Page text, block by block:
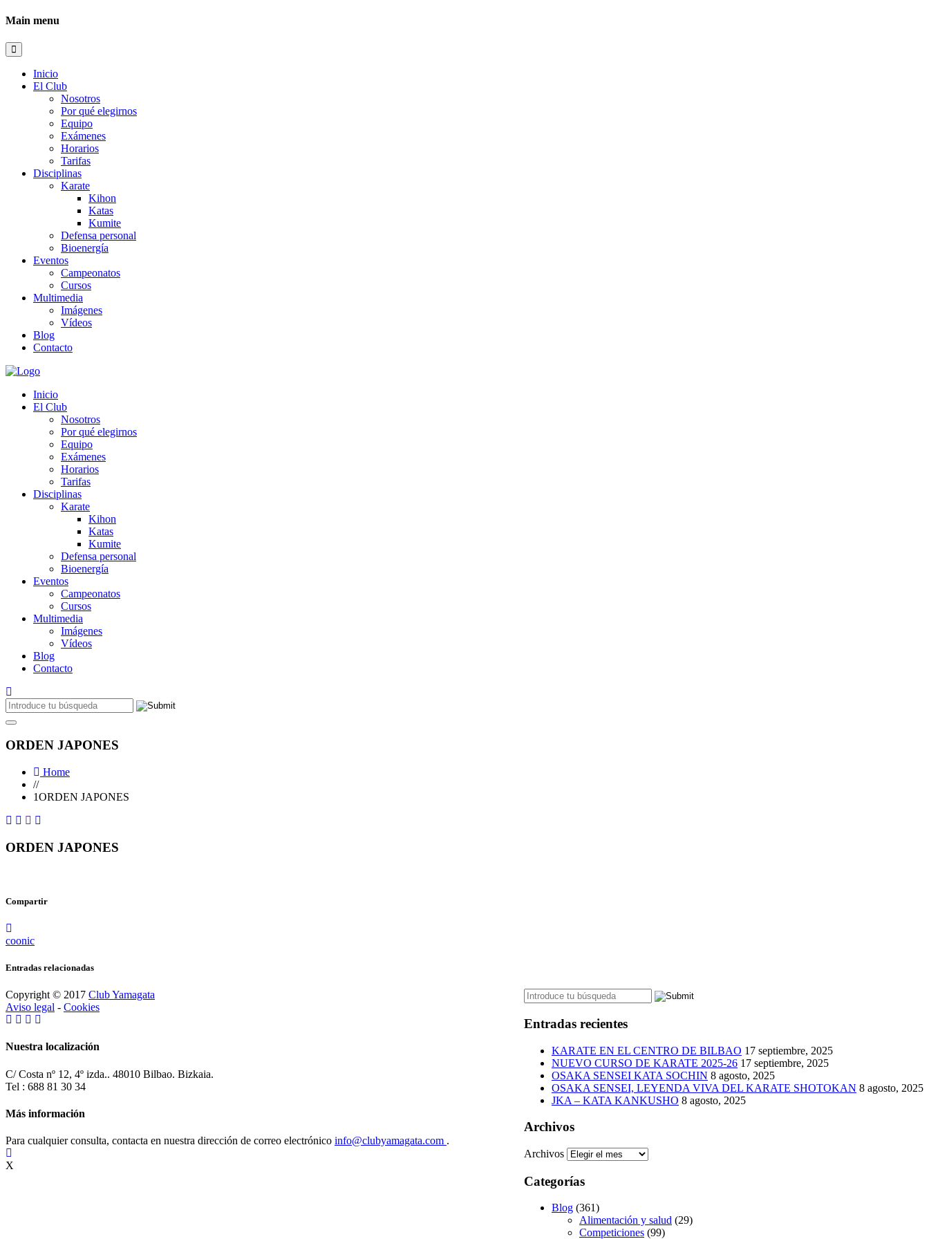
Main menu
Inicio
El Club
Nosotros
Por qué elegirnos
Equipo
Exámenes
Horarios
Tarifas
Disciplinas
Karate
Kihon
Katas
Kumite
Defensa personal
Bioenergía
Eventos
Campeonatos
Cursos
Multimedia
Imágenes
Vídeos
Blog
Contacto
Inicio
El Club
Nosotros
Por qué elegirnos
Equipo
Exámenes
Horarios
Tarifas
Disciplinas
Karate
Kihon
Katas
Kumite
Defensa personal
Bioenergía
Eventos
Campeonatos
Cursos
Multimedia
Imágenes
Vídeos
Blog
Contacto
ORDEN JAPONES
Home
//
1ORDEN JAPONES
ORDEN JAPONES
Compartir
coonic
Entradas relacionadas
Entradas recientes
KARATE EN EL CENTRO DE BILBAO 17 septiembre, 2025
NUEVO CURSO DE KARATE 2025-26 17 septiembre, 2025
OSAKA SENSEI KATA SOCHIN 8 agosto, 2025
OSAKA SENSEI, LEYENDA VIVA DEL KARATE SHOTOKAN 8 agosto, 2025
JKA – KATA KANKUSHO 8 agosto, 2025
Archivos
Archivos
Categorías
Blog (361)
Alimentación y salud (29)
Competiciones (99)
Copyright © 2017 Club Yamagata
Aviso legal - Cookies
Nuestra localización
C/ Costa nº 12, 4º izda.. 48010 Bilbao. Bizkaia.
Tel : 688 81 30 34
Más información
Para cualquier consulta, contacta en nuestra dirección de correo electrónico info@clubyamagata.com .
X